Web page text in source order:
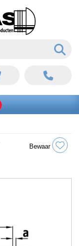
Bewaar